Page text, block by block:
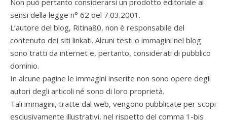
Non può pertanto considerarsi un prodotto editoriale ai
sensi della legge n° 62 del 7.03.2001.
L’autore del blog, Ritina80, non è responsabile del
contenuto dei siti linkati. Alcuni testi o immagini nel blog
sono tratti da internet e, pertanto, considerati di pubblico
dominio.
In alcune pagine le immagini inserite non sono opere degli
autori degli articoli né sono di loro proprietà.
Tali immagini, tratte dal web, vengono pubblicate per scopi
esclusivamente illustrativi, nel rispetto del comma 1-bis